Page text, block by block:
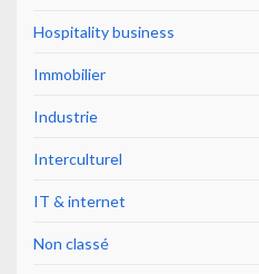
Hospitality business
Immobilier
Industrie
Interculturel
IT & internet
Non classé